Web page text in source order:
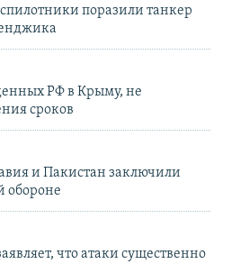
поразили танкер
РФ в Крыму, не
сроков
и Пакистан заключили
обороне
что атаки существенно